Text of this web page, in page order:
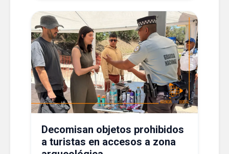
Decomisan objetos prohibidos
a turistas en accesos a zona